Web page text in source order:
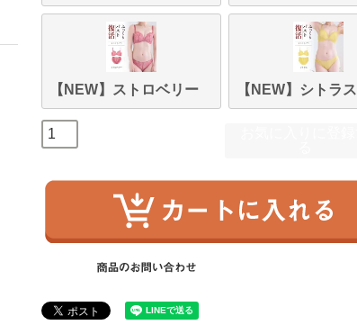
【NEW】ストロベリー 【NEW】シトラス